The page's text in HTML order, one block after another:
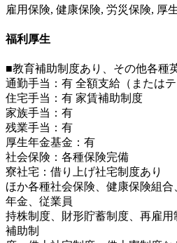
雇用保険, 健康保険, 労災保険, 厚
福利厚生
■教育補助制度あり、その他各種
通勤手当：有 全額支給（または
住宅手当：有 家賃補助制度
家族手当：有
残業手当：有
厚生年金基金：有
社会保険：各種保険完備
寮社宅：借り上げ社宅制度あり
ほか各種社会保険、健康保険組
年金、従業員
持株制度、財形貯蓄制度、再雇
補助制